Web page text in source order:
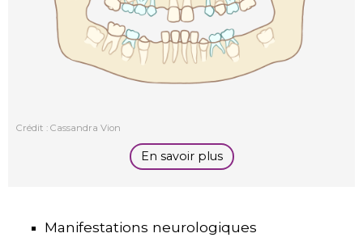
Crédit : Cassandra Vion
En savoir plus
Manifestations neurologiques